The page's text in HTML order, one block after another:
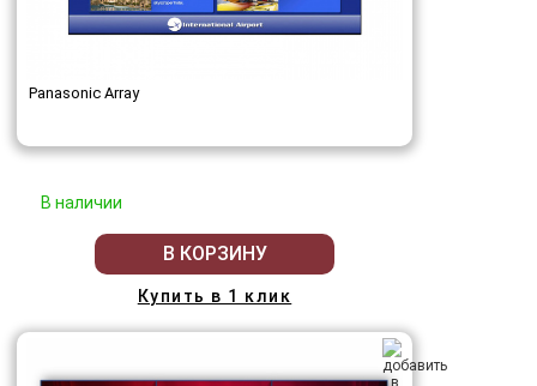
Panasonic Array
В наличии
В КОРЗИНУ
Купить в 1 клик